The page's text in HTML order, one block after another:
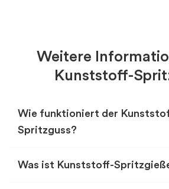
Weitere
Kunststoff-
Wie funktioniert der
Spritzguss?
Was ist Kunststoff-